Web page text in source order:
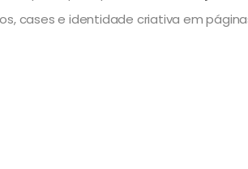
cases e identidade criativa em